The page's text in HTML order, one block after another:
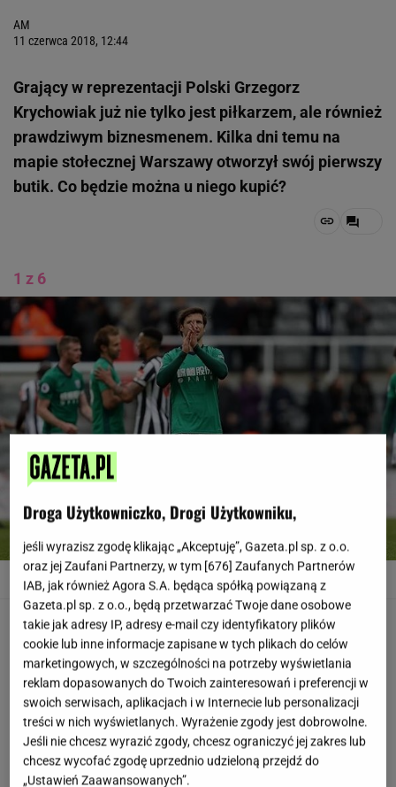
AM
11 czerwca 2018, 12:44
Grający w reprezentacji Polski Grzegorz
Krychowiak już nie tylko jest piłkarzem, ale również
prawdziwym biznesmenem. Kilka dni temu na
mapie stołecznej Warszawy otworzył swój pierwszy
butik. Co będzie można u niego kupić?
1 z 6
Grzegorz Krychowiak na co dzień gra w angielskiej Premier League
www.instagram.com/grzegorz.krychowiak
Grzegorz Krychowiak na co dzień gra w Anglii
Nasz defensywny pomocnikGrzegorz Krychowiak
choć miał robić karierę we francuskim Paris Saint
Germain to obecnie wypożyczony jest do angielskiego
klubu West Bromwich Albion. W przerwie między
przygotowaniami do Mistrzostw Świata w Rosji
Droga Użytkowniczko, Drogi Użytkowniku,
jeśli wyrazisz zgodę klikając „Akceptuję”, Gazeta.pl sp. z o.o.
oraz jej Zaufani Partnerzy, w tym [676] Zaufanych Partnerów
IAB, jak również Agora S.A. będąca spółką powiązaną z
Gazeta.pl sp. z o.o., będą przetwarzać Twoje dane osobowe
takie jak adresy IP, adresy e-mail czy identyfikatory plików
cookie lub inne informacje zapisane w tych plikach do celów
marketingowych, w szczególności na potrzeby wyświetlania
reklam dopasowanych do Twoich zainteresowań i preferencji w
swoich serwisach, aplikacjach i w Internecie lub personalizacji
treści w nich wyświetlanych. Wyrażenie zgody jest dobrowolne.
Jeśli nie chcesz wyrazić zgody, chcesz ograniczyć jej zakres lub
chcesz wycofać zgodę uprzednio udzieloną przejdź do
„Ustawień Zaawansowanych”.